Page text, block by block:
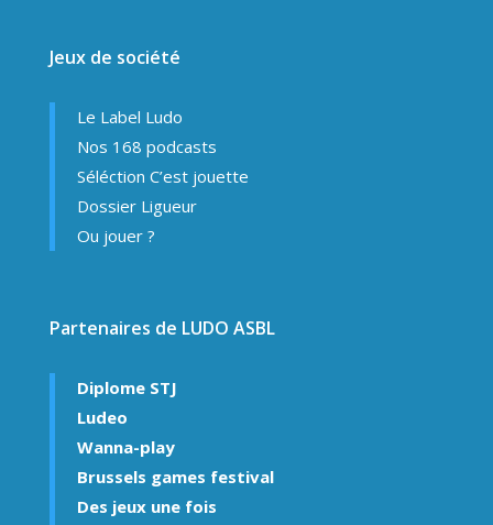
Jeux de société
Le Label Ludo
Nos 168 podcasts
Séléction C’est jouette
Dossier Ligueur
Ou jouer ?
Partenaires de LUDO ASBL
Diplome STJ
Ludeo
Wanna-play
Brussels games festival
Des jeux une fois